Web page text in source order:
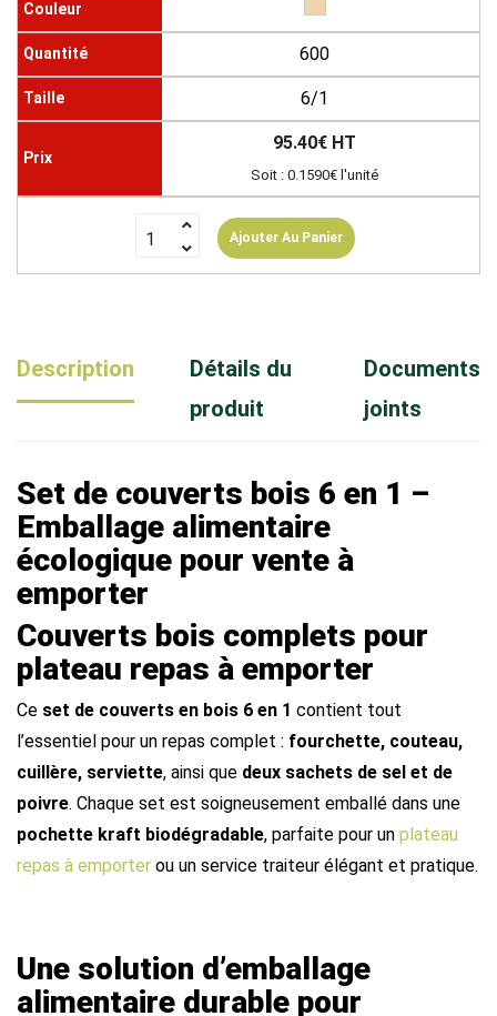
600
6/1
95.40€ HT
Soit : 0.1590€ l'unité
Ajouter Au Panier
Description
Détails du
produit
Documents
joints
Set de couverts bois 6 en 1 –
Emballage alimentaire
écologique pour vente à
emporter
Couverts bois complets pour
plateau repas à emporter
Ce set de couverts en bois 6 en 1 contient tout
l’essentiel pour un repas complet : fourchette, couteau,
cuillère, serviette, ainsi que deux sachets de sel et de
poivre. Chaque set est soigneusement emballé dans une
pochette kraft biodégradable, parfaite pour un plateau
repas à emporter ou un service traiteur élégant et pratique.
Une solution d’emballage
alimentaire durable pour